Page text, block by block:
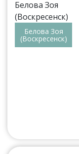
Белова Зоя
(Воскресенск)